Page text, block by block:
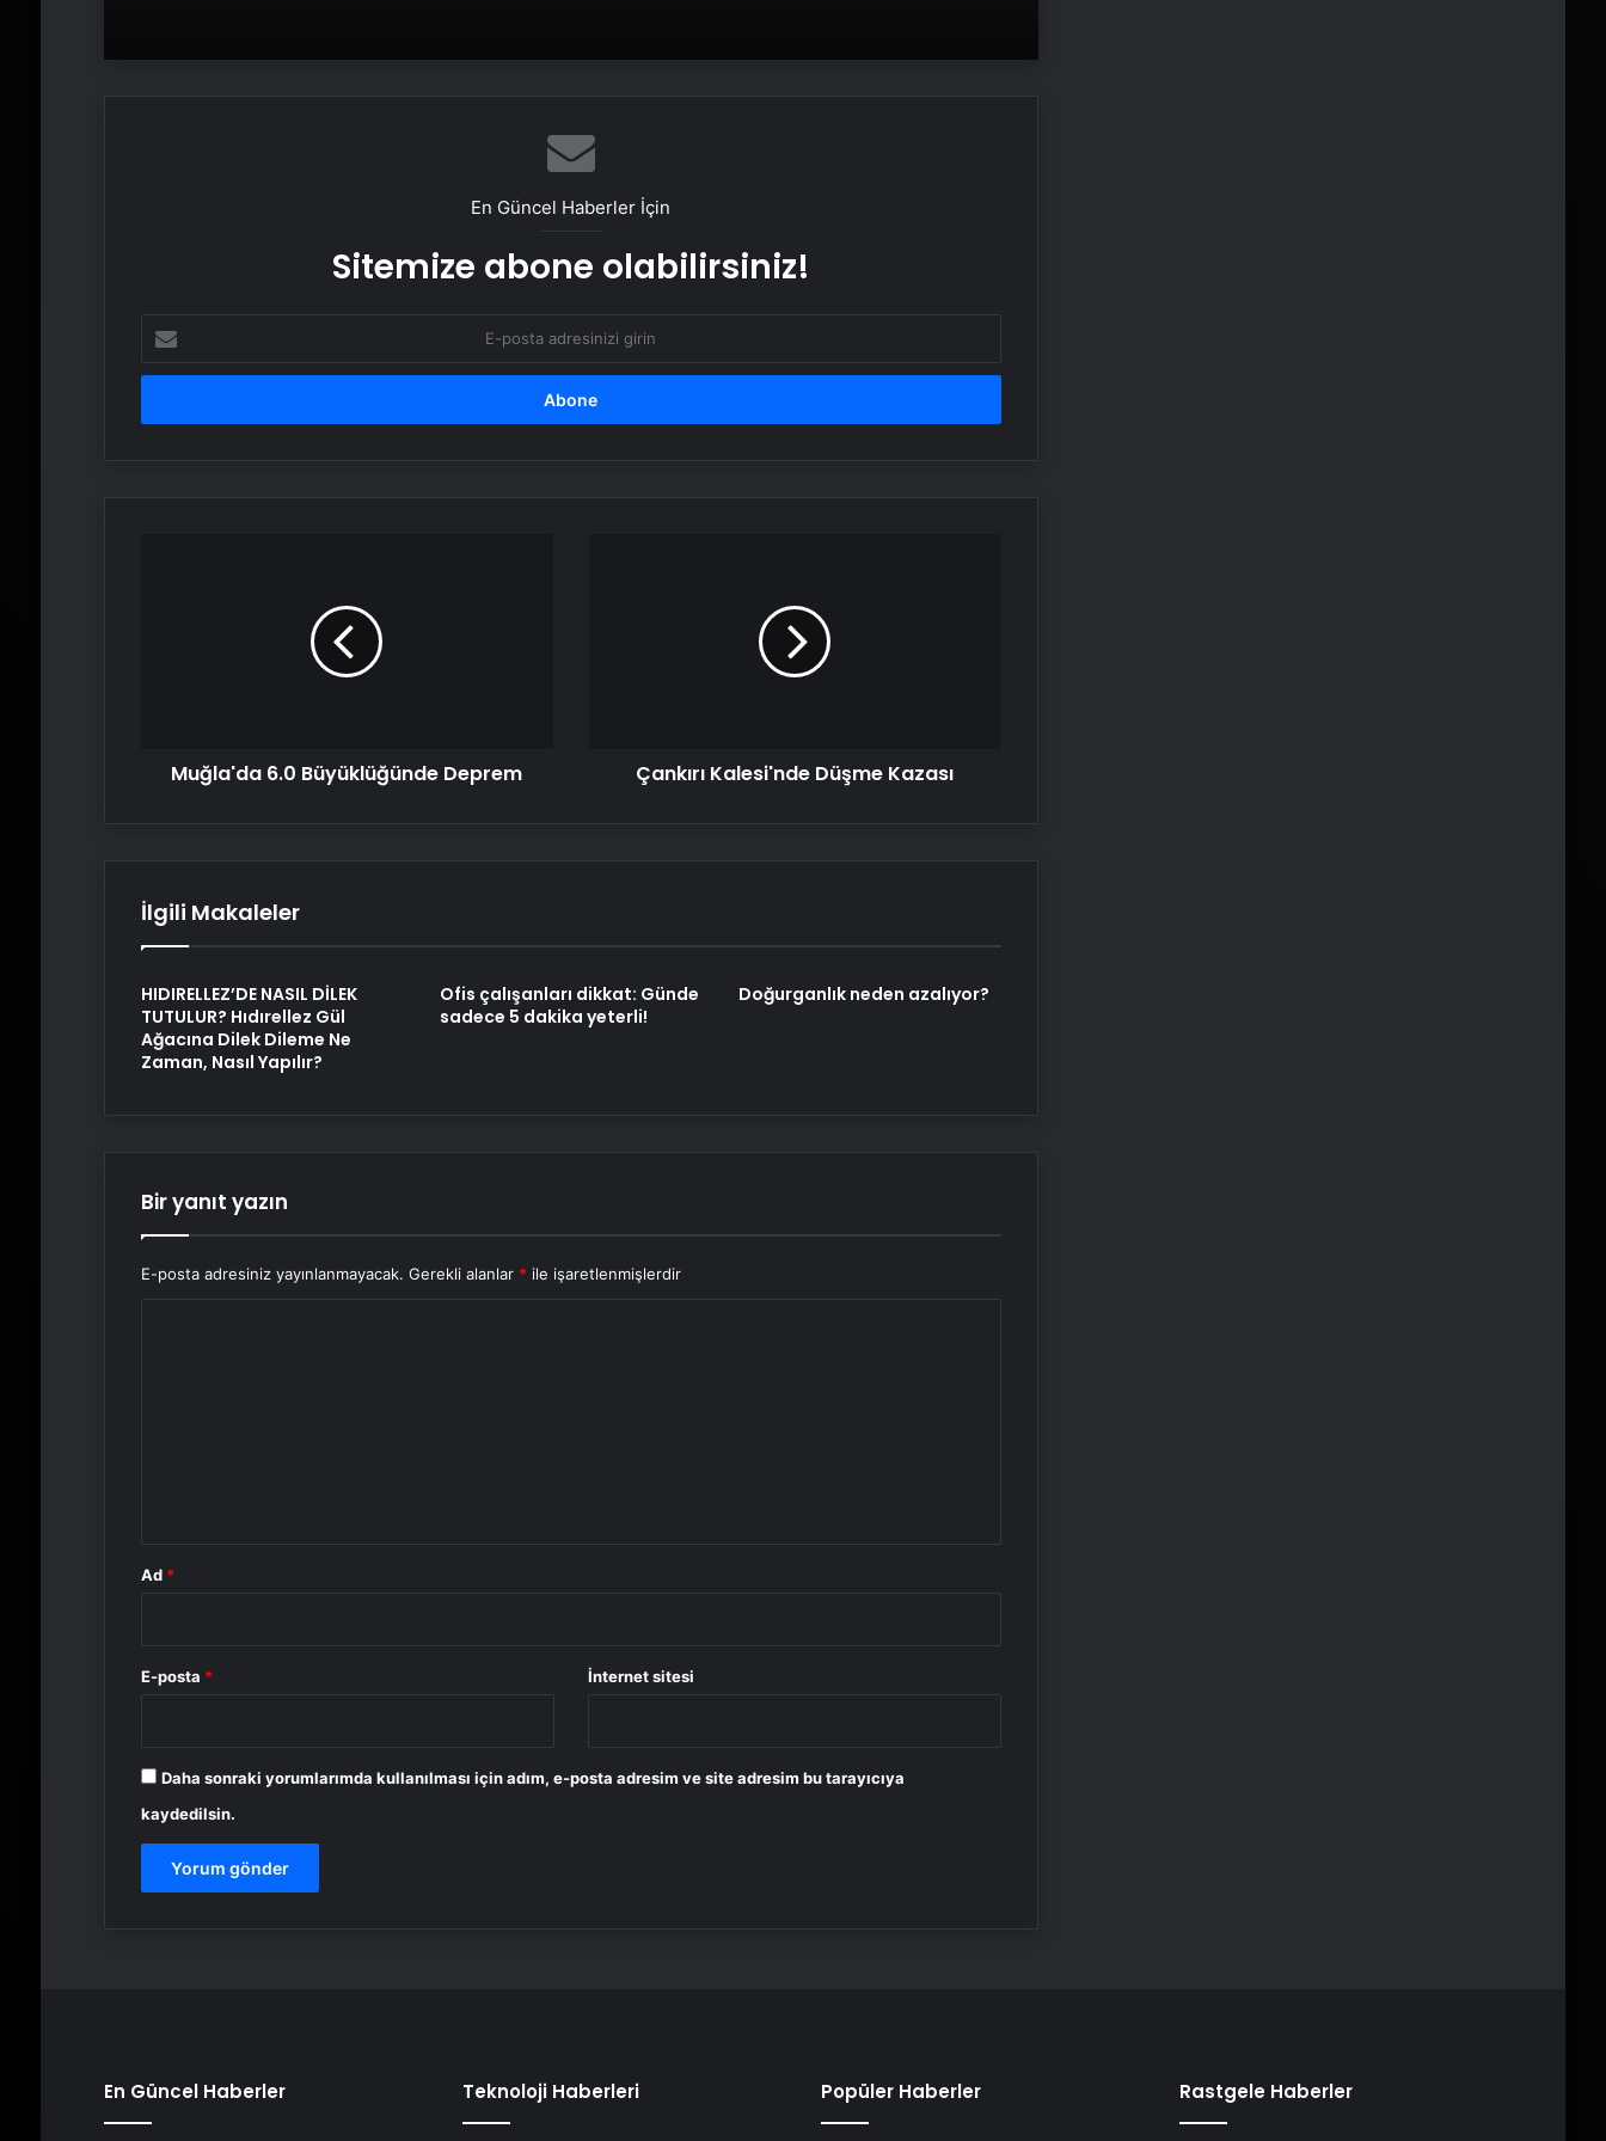
büyükşehir hangi iller? İşte isim isim
GENÇLEŞTİREN GÜZELLİK YÖNTEMİ!
Doğal kolajen! ‘Kırışıklıkları ütü gibi
En Güncel Haberler İçin
Sitemize abone olabilirsiniz!
posta
adresinizi
Muğla'da 6.0 Büyüklüğünde Deprem Çankırı Kalesi'nde Düşme Kazası
İlgili Makaleler
HIDIRELLEZ’DE NASIL DİLEK
TUTULUR? Hıdırellez Gül
Ağacına Dilek Dileme Ne
Zaman, Nasıl Yapılır?
Ofis çalışanları dikkat: Günde
sadece 5 dakika yeterli!
Doğurganlık neden azalıyor?
Bir yanıt yazın
E-posta adresiniz yayınlanmayacak. Gerekli alanlar * ile işaretlenmişlerdir
Ad *
E-posta * İnternet sitesi
Daha sonraki yorumlarımda kullanılması için adım, e-posta adresim ve site adresim bu tarayıcıya
kaydedilsin.
En Güncel Haberler Teknoloji Haberleri Popüler Haberler Rastgele Haberler